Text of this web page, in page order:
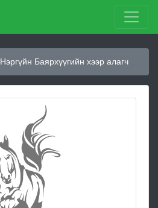
Нэргүйн Баярхүүгийн хээр алагч